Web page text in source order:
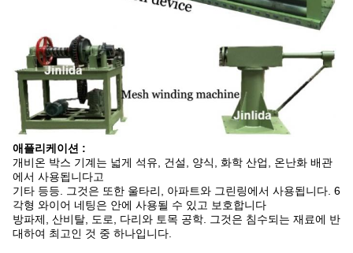
애플리케이션 :
개비온 박스 기계는 넓게 석유, 건설, 양식, 화학 산업, 온난화 배관
에서 사용됩니다고
기타 등등. 그것은 또한 울타리, 아파트와 그린링에서 사용됩니다. 6
각형 와이어 네팅은 안에 사용될 수 있고 보호합니다
방파제, 산비탈, 도로, 다리와 토목 공학. 그것은 침수되는 재료에 반
대하여 최고인 것 중 하나입니다.